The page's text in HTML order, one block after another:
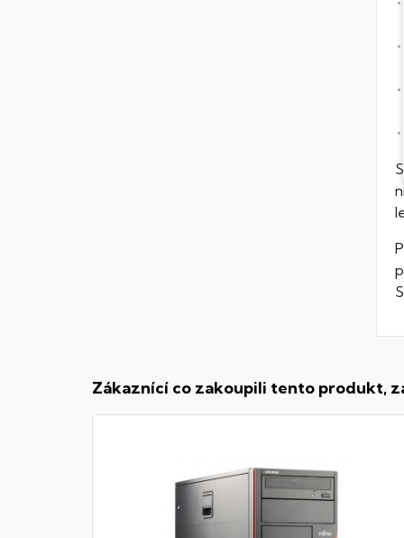
Zákaznící co zakoupili tento produkt,